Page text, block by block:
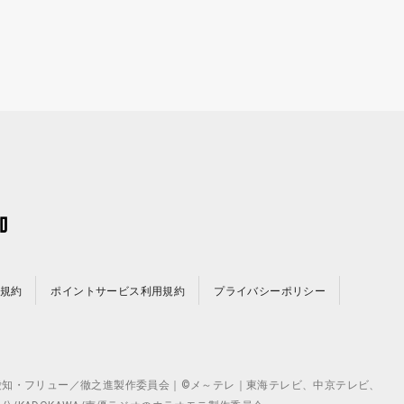
約 ポイントサービス利用規約 プライバシーポリシー
フリュー／徹之進製作委員会｜©メ～テレ｜東海テレビ、中京テレビ、